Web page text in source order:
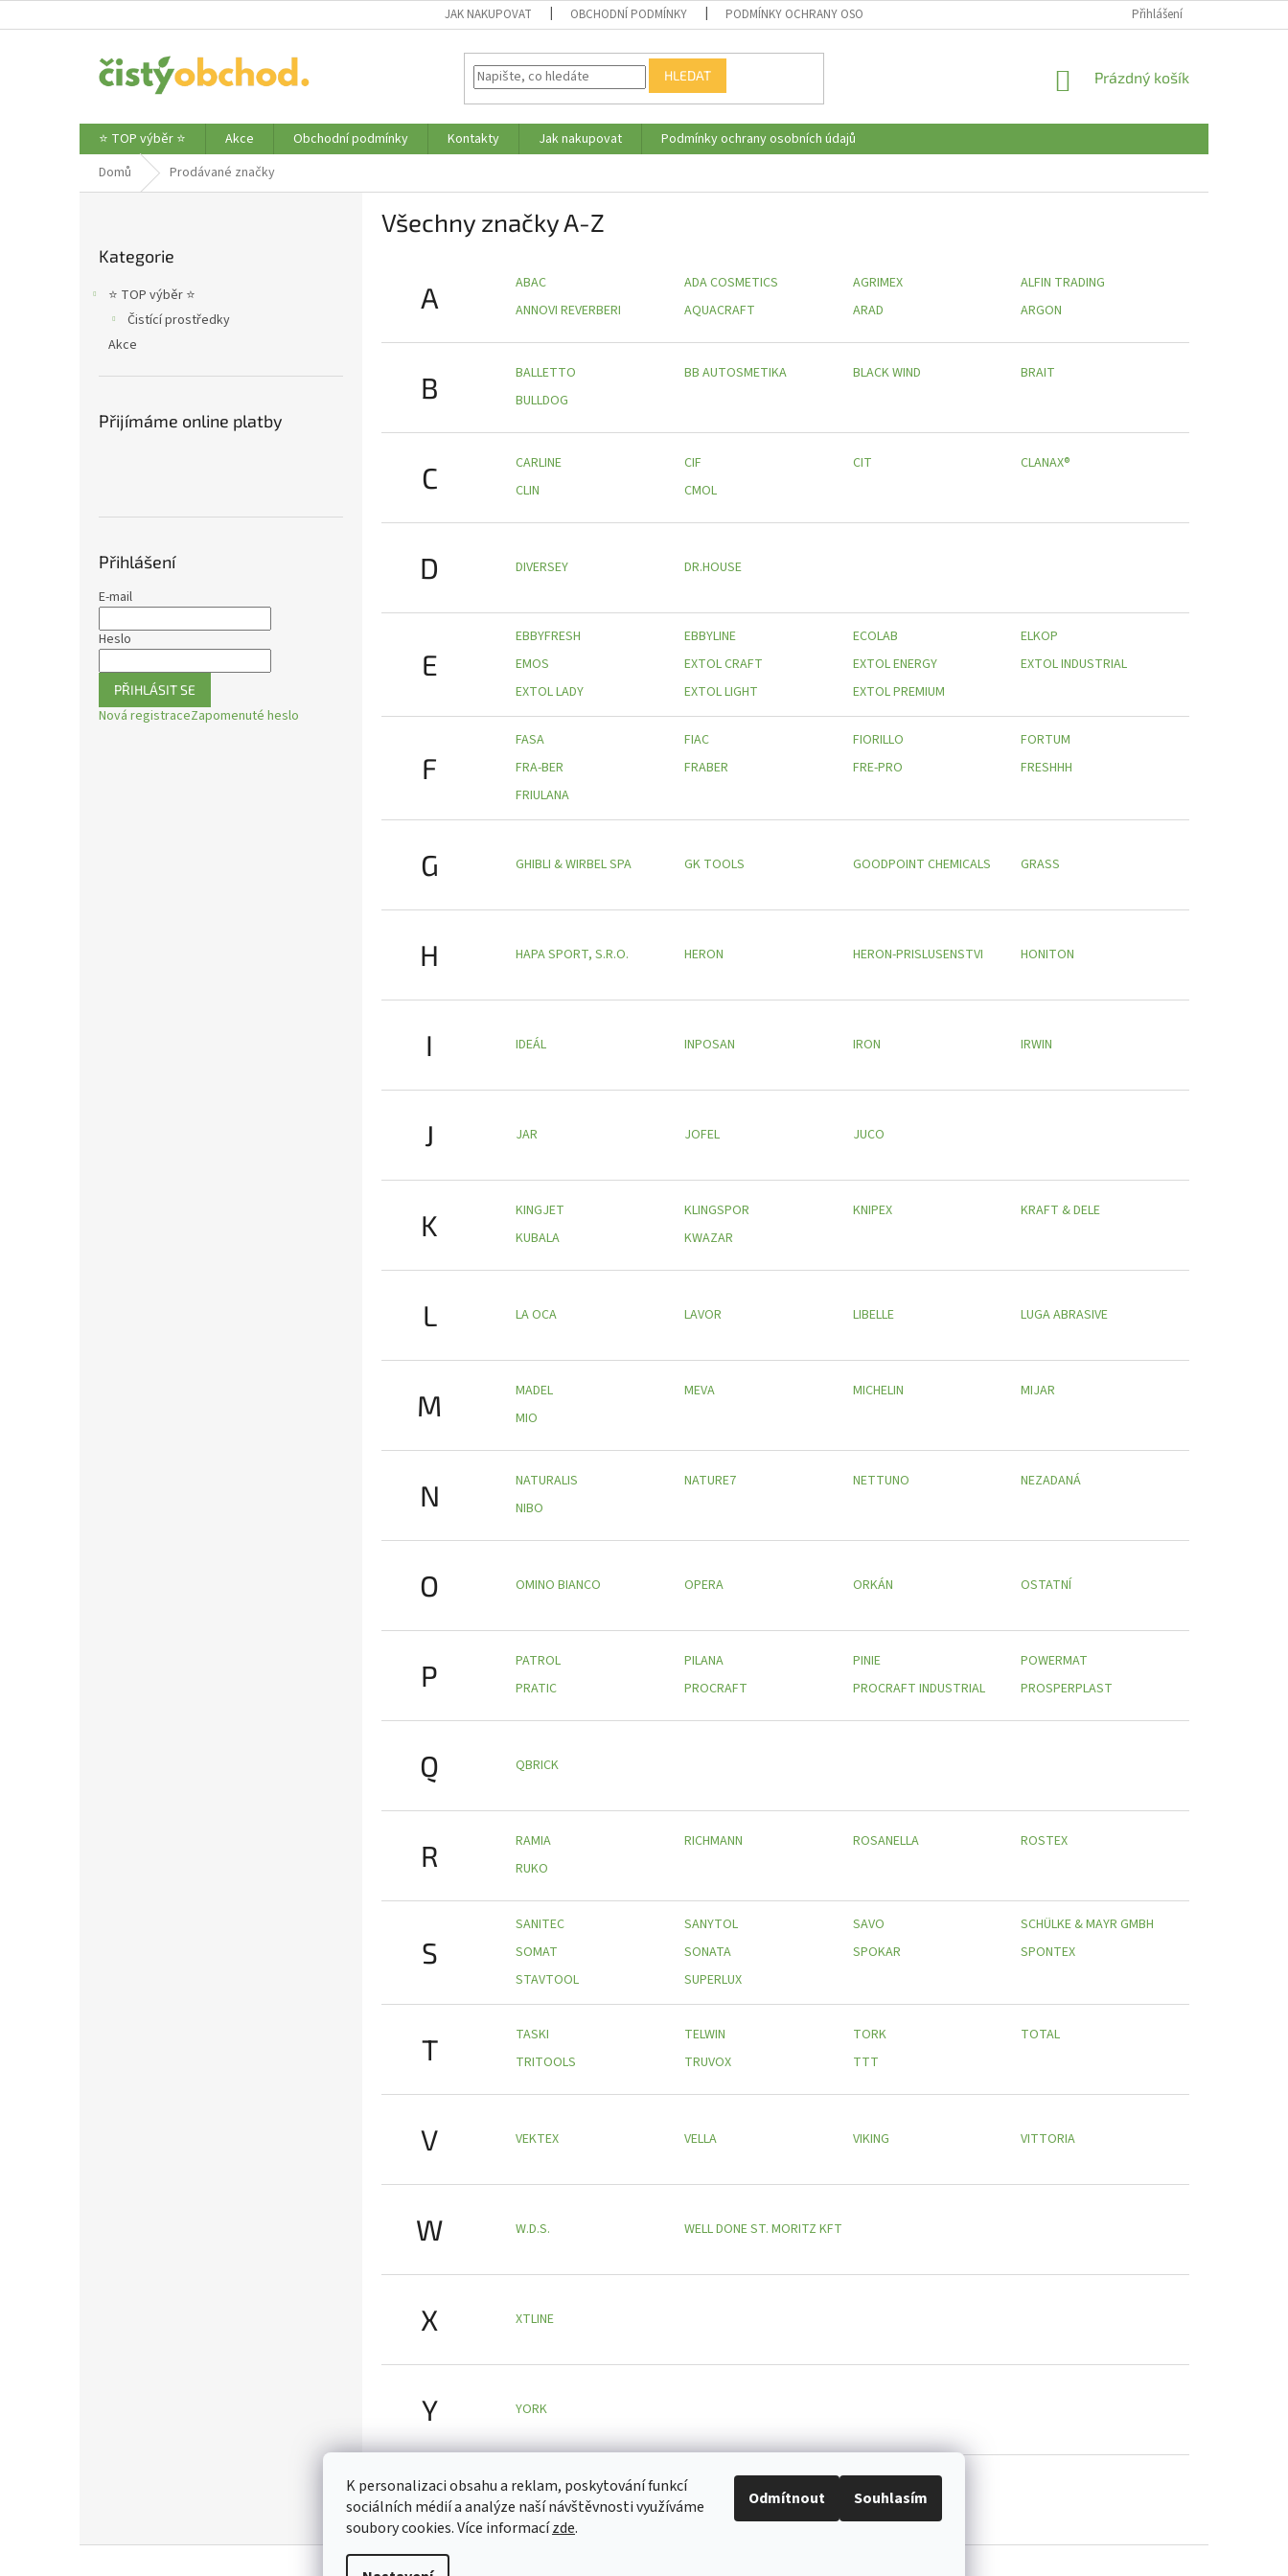
K personalizaci obsahu a reklam, poskytování funkcí
sociálních médií a analýze naší návštěvnosti využíváme
soubory cookies. Více informacízde.
Odmítnout Souhlasím
na
JAK NAKUPOVAT OBCHODNÍ PODMÍNKY PODMÍNKY OCHRANY OSOBNÍCH ÚDAJŮ Přihlášení
HLEDAT
NÁKUPNÍ
Prázdný košík
⭐ TOP výběr ⭐ Akce Obchodní podmínky Kontakty Jak nakupovat
Podmínky ochrany osobních údajů
Domů
Prodávané značky
kategorie
Kategorie
⭐ TOP výběr ⭐
Čistící prostředky
Akce
Přijímáme online platby
Přihlášení
E-mail
Heslo
PŘIHLÁSIT SE
Nová registraceZapomenuté heslo
Všechny značky A-Z
A ABAC ADA COSMETICS AGRIMEX
ALFIN TRADING
ANNOVI REVERBERI
AQUACRAFT ARAD ARGON
B BALLETTO BB AUTOSMETIKA BLACK WIND
BRAIT
BULLDOG
C CARLINE CIF CIT
CLANAX®
CLIN
CMOL
D DIVERSEY DR.HOUSE
E
EBBYFRESH EBBYLINE ECOLAB
ELKOP
EMOS
EXTOL CRAFT EXTOL ENERGY
EXTOL INDUSTRIAL
EXTOL LADY
EXTOL LIGHT EXTOL PREMIUM
F
FASA FIAC FIORILLO
FORTUM
FRA-BER
FRABER FRE-PRO
FRESHHH
FRIULANA
G GHIBLI & WIRBEL SPA GK TOOLS GOODPOINT CHEMICALS GRASS
H HAPA SPORT, S.R.O. HERON HERON-PRISLUSENSTVI HONITON
I IDEÁL INPOSAN IRON IRWIN
J JAR JOFEL JUCO
K KINGJET KLINGSPOR KNIPEX
KRAFT & DELE
KUBALA
KWAZAR
L LA OCA LAVOR LIBELLE LUGA ABRASIVE
M MADEL MEVA MICHELIN
MIJAR
MIO
N NATURALIS NATURE7 NETTUNO
NEZADANÁ
NIBO
O OMINO BIANCO OPERA ORKÁN OSTATNÍ
P PATROL PILANA PINIE
POWERMAT
PRATIC
PROCRAFT PROCRAFT INDUSTRIAL PROSPERPLAST
Q QBRICK
R RAMIA RICHMANN ROSANELLA
ROSTEX
RUKO
S
SANITEC SANYTOL SAVO
SCHÜLKE & MAYR GMBH
SOMAT
SONATA SPOKAR
SPONTEX
STAVTOOL
SUPERLUX
T TASKI TELWIN TORK
TOTAL
TRITOOLS
TRUVOX TTT
V VEKTEX VELLA VIKING VITTORIA
W W.D.S. WELL DONE ST. MORITZ KFT
X XTLINE
Y YORK
Z ZVG